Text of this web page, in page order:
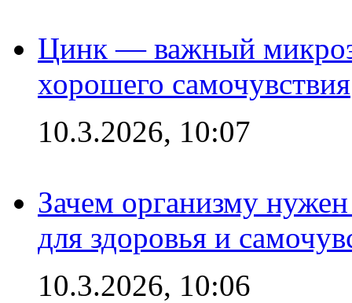
Цинк — важный
хорошего самочувствия
10.3.2026, 10:07
Зачем организму
для здоровья и
10.3.2026, 10:06